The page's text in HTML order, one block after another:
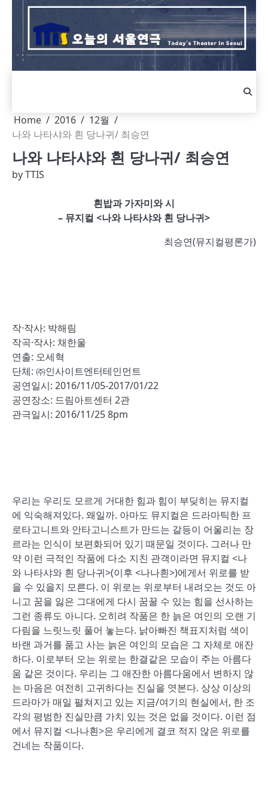
Skip
content
Home 2016
12월
나와 나타샤와 흰 당나귀/ 최승연
나와 나타샤와 흰 당나귀/ 최승연
byTTIS
흰밥과 가자미와 시
– 뮤지컬 <나와 나타샤와 흰 당나귀>
최승연(뮤지컬평론가)
작·작사: 박해림
작곡·작사: 채한울
연출: 오세혁
단체: ㈜인사이트엔터테인먼트
공연일시: 2016/11/05-2017/01/22
공연장소: 드림아트센터 2관
관극일시: 2016/11/25 8pm
우리는 우리도 모르게 거대한 힘과 힘이 부딪히는 뮤지컬
에 익숙해져있다. 왜일까. 아마도 뮤지컬은 드라마틱한 프
로타고니트와 안타고니스트가 만드는 갈등이 어울리는 장
르라는 인식이 보편화되어 있기 때문일 것이다. 그러나 만
약 이런 극적인 작품에 다소 지친 관객이라면 뮤지컬 <나
와 나타샤와 흰 당나귀>(이후 <나나흰>)에게서 위로를 받
을 수 있을지 모른다. 이 위로는 위로부터 내려오는 것도 아
니고 꿈을 잃은 그대에게 다시 꿈꿀 수 있는 힘을 선사하는
그런 종류도 아니다. 오히려 작품은 한 늙은 여인의 오랜 기
다림을 느릿느릿 풀어 놓는다. 낡아빠진 책표지처럼 색이
바랜 과거를 품고 사는 늙은 여인의 모습은 그 자체로 애잔
하다. 이로부터 오는 위로는 한결같은 모습이 주는 아름다
움 같은 것이다. 우리는 그 애잔한 아름다움에서 변하지 않
는 마음은 여전히 고귀하다는 진실을 엿본다. 상상 이상의
드라마가 매일 펼쳐지고 있는 지금/여기의 현실에서, 한 조
각의 평범한 진실만큼 가치 있는 것은 없을 것이다. 이런 점
에서 뮤지컬 <나나흰>은 우리에게 결코 적지 않은 위로를
건네는 작품이다.